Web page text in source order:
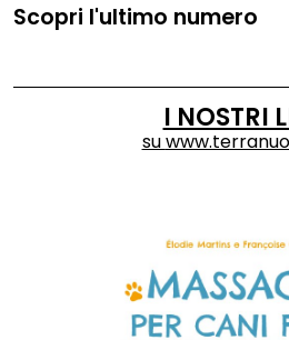
Scopri l'ultimo numero
I NOSTRI
su